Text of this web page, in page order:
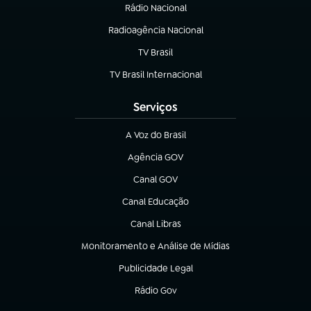
Rádio Nacional
Radioagência Nacional
(abre em nova aba)
TV Brasil
(abre em nova aba)
TV Brasil Internacional
(abre em nova aba)
Serviços
A Voz do Brasil
(abre em nova aba)
Agência GOV
(abre em nova aba)
Canal GOV
(abre em nova aba)
Canal Educação
(abre em nova aba)
Canal Libras
(abre em nova aba)
Monitoramento e Análise de Mídias
(abre em nova aba)
Publicidade Legal
(abre em nova aba)
Rádio Gov
(abre em nova aba)